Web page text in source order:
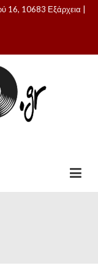
16, 10683 Εξάρχεια |